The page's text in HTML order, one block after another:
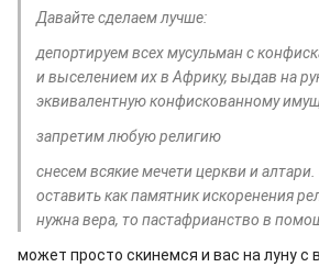
Давайте сделаем лучше:
депортируем всех мусульман с
и выселением их в Африку, выдав на
эквивалентную конфискованному
запретим любую религию
снесем всякие мечети церкви и
оставить как памятник искоренения
нужна вера, то пастафрианство в
может просто скинемся и вас на луну с